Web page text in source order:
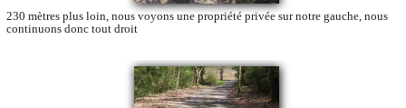
230 mètres plus loin, nous voyons une propriété privée sur notre gauche, nous
continuons donc tout droit